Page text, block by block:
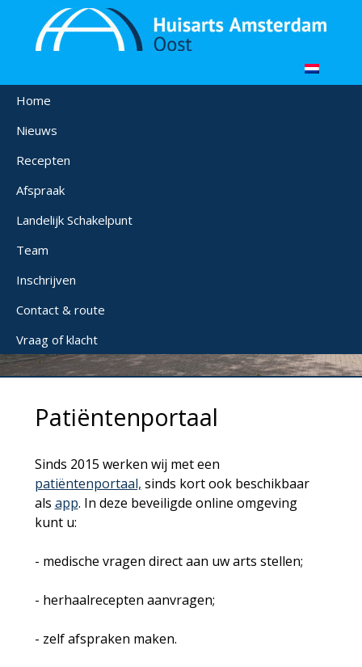
Home
Nieuws
Recepten
Afspraak
Landelijk Schakelpunt
Team
Inschrijven
Contact & route
Vraag of klacht
Patiëntenportaal
Sinds 2015 werken wij met een
patiëntenportaal, sinds kort ook beschikbaar
als app. In deze beveiligde online omgeving
kunt u:
- medische vragen direct aan uw arts stellen;
- herhaalrecepten aanvragen;
- zelf afspraken maken.